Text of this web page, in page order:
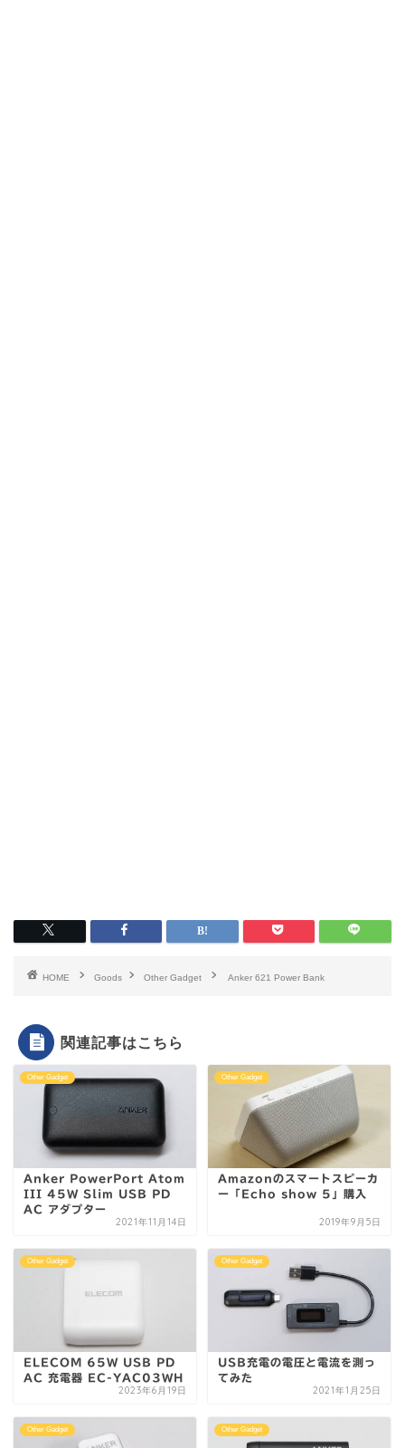
HOME Goods Other Gadget Anker 621 Power Bank
関連記事はこちら
Other Gadget
Anker PowerPort Atom
III 45W Slim USB PD
AC アダプター
2021年11月14日
Other Gadget
Amazonのスマートスピーカ
ー「Echo show 5」購入
2019年9月5日
Other Gadget
ELECOM 65W USB PD
AC 充電器 EC-YAC03WH
2023年6月19日
Other Gadget
USB充電の電圧と電流を測っ
てみた
2021年1月25日
Other Gadget Other Gadget